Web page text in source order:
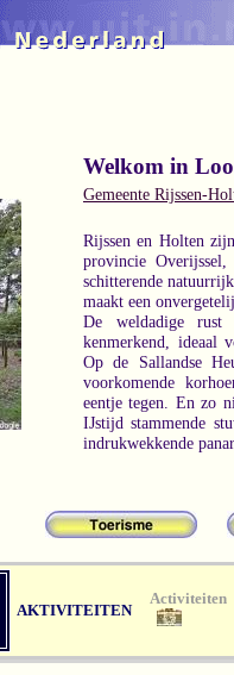
Welkom in
Gemeente Rijssen-
Rijssen en Holten
provincie
schitterende
maakt een
De weldadige
kenmerkend, ideaal
Op de Sallandse
voorkomende
eentje tegen. En zo
IJstijd stammende
indrukwekkende
AKTIVITEITEN